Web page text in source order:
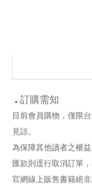
訂購需知
目前會員購物，僅限
見諒。
為保障其他讀者之權
匯款則逕行取消訂單
官網線上販售書籍絕